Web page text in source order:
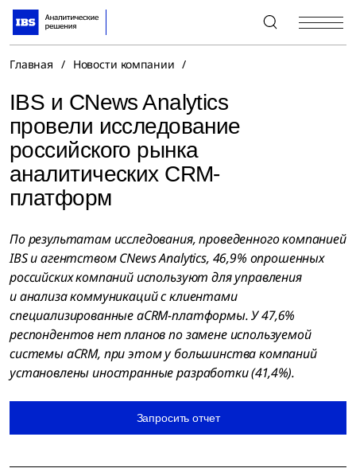
+7 (495) 967-80-80
Главная / Новости компании /
IBS и CNews Analytics
провели исследование
российского рынка
аналитических CRM-
платформ
По результатам исследования, проведенного компанией
IBS и агентством CNews Analytics, 46,9% опрошенных
российских компаний используют для управления
и анализа коммуникаций с клиентами
специализированные aCRM-платформы. У 47,6%
респондентов нет планов по замене используемой
системы aCRM, при этом у большинства компаний
установлены иностранные разработки (41,4%).
Запросить отчет